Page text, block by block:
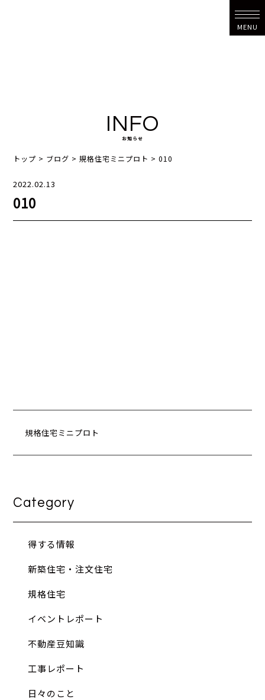
MENU
INFO
お知らせ
トップ > ブログ >規格住宅ミニプロト >010
2022.02.13
010
規格住宅ミニプロト
Category
得する情報
新築住宅・注文住宅
規格住宅
イベントレポート
不動産豆知識
工事レポート
日々のこと